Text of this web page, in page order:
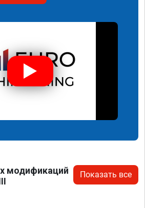
модификаций
Показать все